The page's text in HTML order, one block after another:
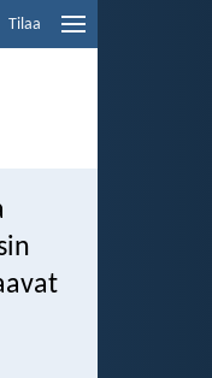
Tilaa